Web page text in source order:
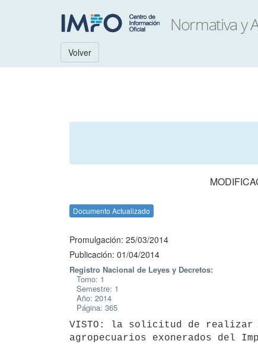
Volver
Documento Actualizado
Promulgación: 25/03/2014
Publicación: 01/04/2014
Registro Nacional de Leyes y Decretos:
Tomo: 1
Semestre: 1
Año: 2014
Página: 365
VISTO: la solicitud de realizar
agropecuarios exonerados del